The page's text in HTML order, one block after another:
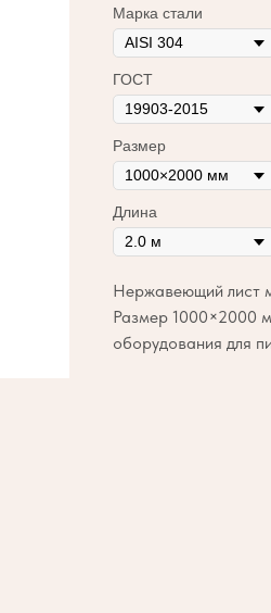
Марка стали
ГОСТ
Размер
Длина
Нержавеющий лист
Размер 1000×2000
оборудования для